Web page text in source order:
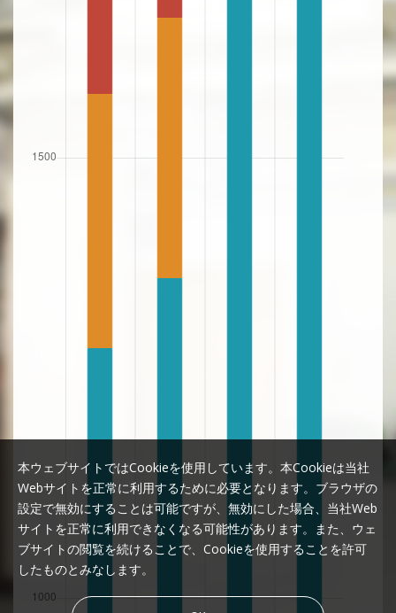
本ウェブサイトではCookieを使用しています。本Cookieは当社
Webサイトを正常に利用するために必要となります。ブラウザの
設定で無効にすることは可能ですが、無効にした場合、当社Web
サイトを正常に利用できなくなる可能性があります。また、ウェ
ブサイトの閲覧を続けることで、Cookieを使用することを許可
したものとみなします。